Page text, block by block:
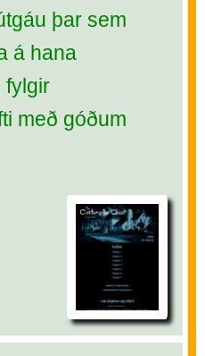
þar sem
á hana
fylgir
með góðum